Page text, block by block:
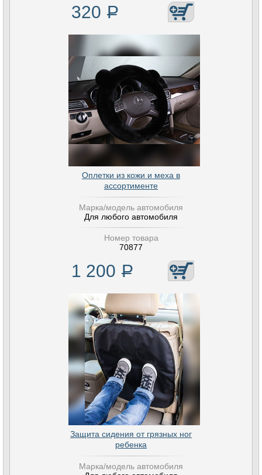
320 Р
Оплетки из кожи и меха в
ассортименте
Марка/модель автомобиля
Для любого автомобиля
Номер товара
70877
1 200 Р
Защита сидения от грязных ног
ребенка
Марка/модель автомобиля